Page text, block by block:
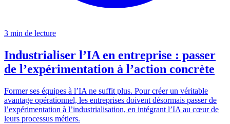
3 min de lecture
Industrialiser l’IA en entreprise : passer
de l’expérimentation à l’action concrète
Former ses équipes à l’IA ne suffit plus. Pour créer un véritable
avantage opérationnel, les entreprises doivent désormais passer de
l’expérimentation à l’industrialisation, en intégrant l’IA au cœur de
leurs processus métiers.